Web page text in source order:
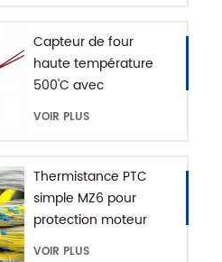
Capteur de four
haute température
500'C avec
connecteur de terre
VOIR PLUS
Thermistance PTC
simple MZ6 pour
protection moteur
avec plage +60-180'C
VOIR PLUS